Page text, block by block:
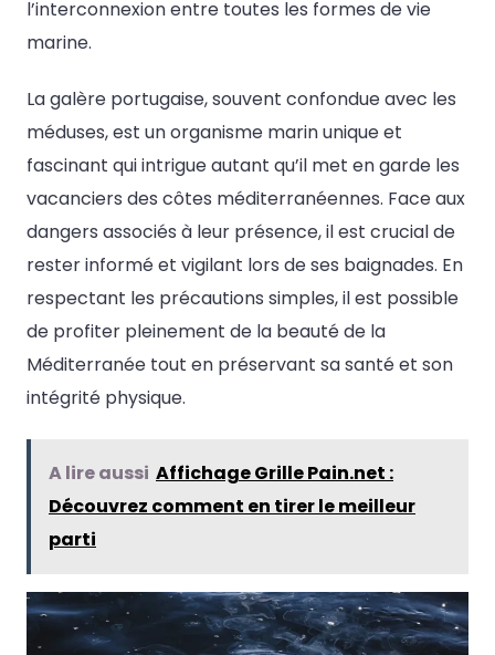
l’interconnexion entre toutes les formes de vie
marine.
La galère portugaise, souvent confondue avec les
méduses, est un organisme marin unique et
fascinant qui intrigue autant qu’il met en garde les
vacanciers des côtes méditerranéennes. Face aux
dangers associés à leur présence, il est crucial de
rester informé et vigilant lors de ses baignades. En
respectant les précautions simples, il est possible
de profiter pleinement de la beauté de la
Méditerranée tout en préservant sa santé et son
intégrité physique.
A lire aussi Affichage Grille Pain.net :
Découvrez comment en tirer le meilleur
parti